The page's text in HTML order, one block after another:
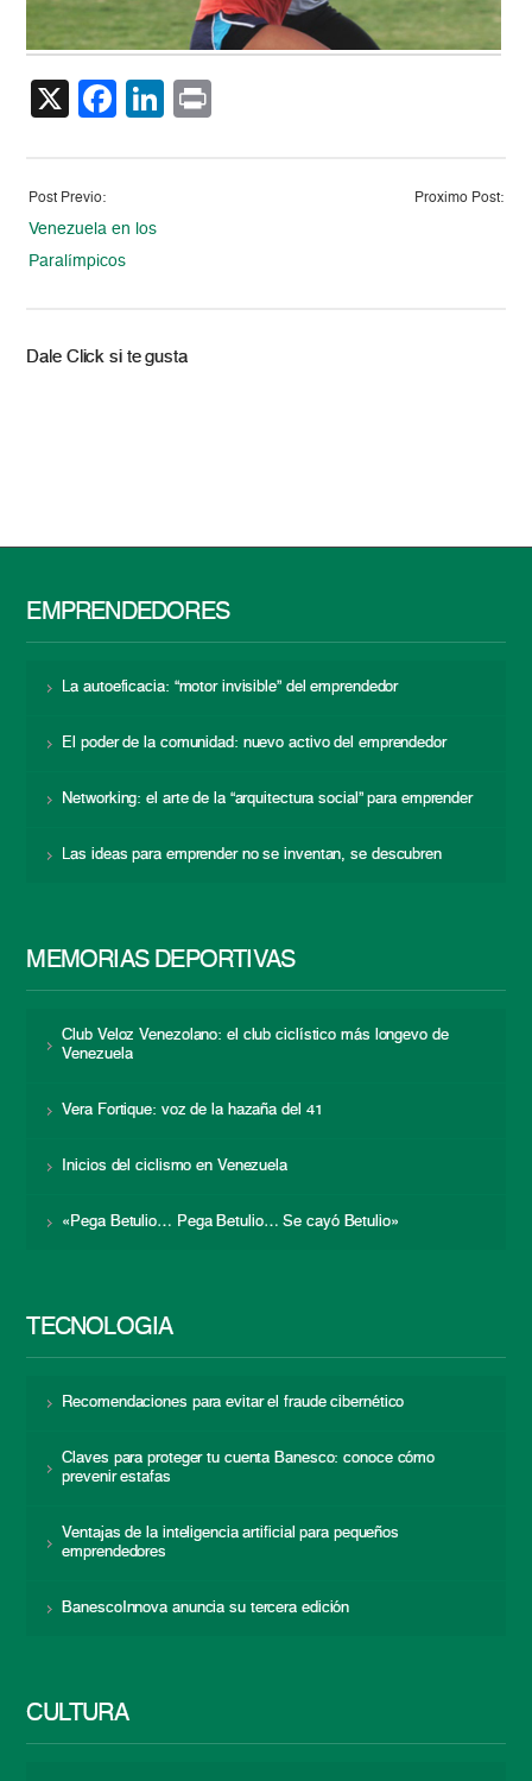
X Facebook
LinkedIn
Post Previo:
Venezuela en los
Paralímpicos
Proximo Post:
Dale Click si te gusta
EMPRENDEDORES
La autoeficacia: “motor invisible” del emprendedor
El poder de la comunidad: nuevo activo del emprendedor
Networking: el arte de la “arquitectura social” para emprender
Las ideas para emprender no se inventan, se descubren
MEMORIAS DEPORTIVAS
Club Veloz Venezolano: el club ciclístico más longevo de
Venezuela
Vera Fortique: voz de la hazaña del 41
Inicios del ciclismo en Venezuela
«Pega Betulio… Pega Betulio… Se cayó Betulio»
TECNOLOGÍA
Recomendaciones para evitar el fraude cibernético
Claves para proteger tu cuenta Banesco: conoce cómo
prevenir estafas
Ventajas de la inteligencia artificial para pequeños
emprendedores
BanescoInnova anuncia su tercera edición
CULTURA